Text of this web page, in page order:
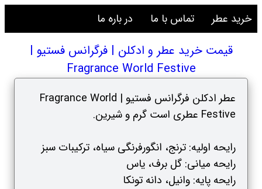
خرید عطر تماس با ما در باره ما
قیمت خرید عطر و ادکلن | فرگرانس فستیو |
Fragrance World Festive
عطر ادکلن فرگرانس فستیو | Fragrance World
Festive عطری است گرم و شیرین.
رایحه اولیه: ترنج، انگورفرنگی سیاه، ترکیبات سبز
رایحه میانی: گل برف، یاس
رایحه پایه: وانیل، دانه تونکا